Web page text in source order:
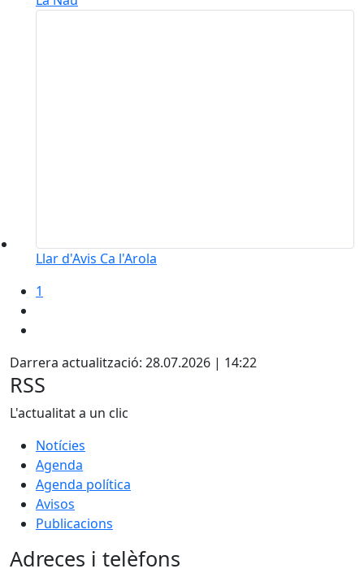
Llar d'Avis Ca l'Arola
1
Darrera actualització: 28.07.2026 | 14:22
RSS
L'actualitat a un clic
Notícies
Agenda
Agenda política
Avisos
Publicacions
Adreces i telèfons